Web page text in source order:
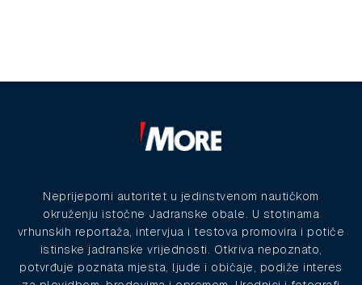
Neprijeporni autoritet u jedinstvenom nautičkom
okruženju istočne Jadranske obale. U stotinama
vrhunskih reportaža, intervjua i testova promovira i potiče
istinske jadranske vrijednosti. Otkriva nepoznato,
potvrđuje poznata mjesta, ljude i običaje, podiže interes